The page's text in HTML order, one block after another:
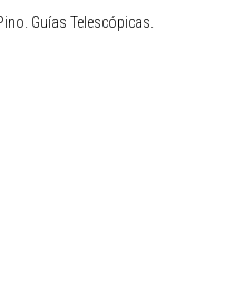
Guías Telescópicas.